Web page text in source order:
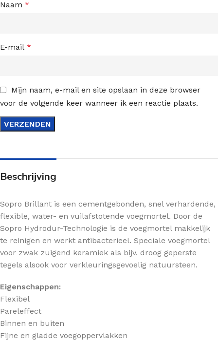
Naam *
E-mail *
Mijn naam, e-mail en site opslaan in deze browser
voor de volgende keer wanneer ik een reactie plaats.
Beschrijving
Sopro Brillant is een cementgebonden, snel verhardende,
flexible, water- en vuilafstotende voegmortel. Door de
Sopro Hydrodur-Technologie is de voegmortel makkelijk
te reinigen en werkt antibacterieel. Speciale voegmortel
voor zwak zuigend keramiek als bijv. droog geperste
tegels alsook voor verkleuringsgevoelig natuursteen.
Eigenschappen:
Flexibel
Pareleffect
Binnen en buiten
Fijne en gladde voegoppervlakken